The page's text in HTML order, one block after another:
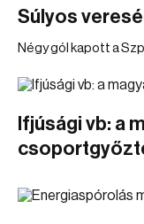
Súlyos
Négy gól kapott a
Ifjúsági vb: a